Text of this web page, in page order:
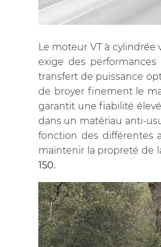
Le moteur VT à
exige des
transfert de puissance
de broyer finement le
garantit une fiabilité
dans un matériau anti-
fonction des différentes
maintenir la propreté de
150.